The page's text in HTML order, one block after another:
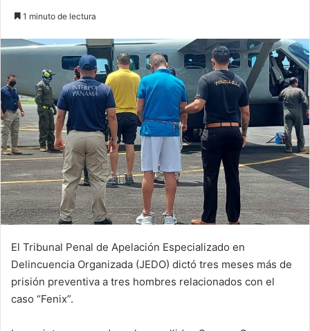
1 minuto de lectura
El Tribunal Penal de Apelación Especializado en
Delincuencia Organizada (JEDO) dictó tres meses más de
prisión preventiva a tres hombres relacionados con el
caso “Fenix”.